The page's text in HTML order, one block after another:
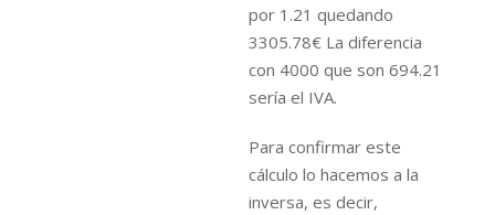
por 1.21 quedando
3305.78€ La diferencia
con 4000 que son 694.21
sería el IVA.
Para confirmar este
cálculo lo hacemos a la
inversa, es decir,